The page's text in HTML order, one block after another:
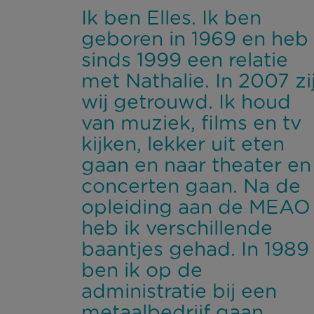
Ik ben Elles. Ik ben
geboren in 1969 en heb
sinds 1999 een relatie
met Nathalie. In 2007
wij getrouwd. Ik houd
van muziek, films en tv
kijken, lekker uit eten
gaan en naar theater en
concerten gaan. Na de
opleiding aan de MEAO
heb ik verschillende
baantjes gehad. In 1989
ben ik op de
administratie bij een